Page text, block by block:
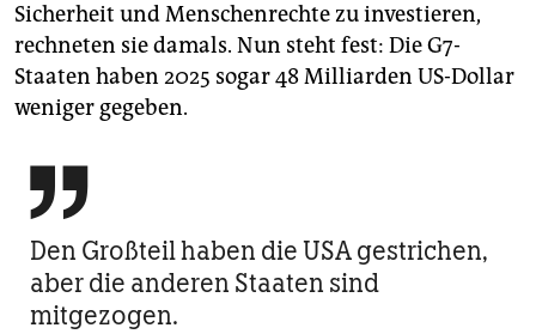
Sicherheit und Menschenrechte zu investieren,
rechneten sie damals. Nun steht fest: Die G7-
Staaten haben 2025 sogar 48 Milliarden US-Dollar
weniger gegeben.

Den Großteil haben die USA gestrichen,
aber die anderen Staaten sind
mitgezogen.